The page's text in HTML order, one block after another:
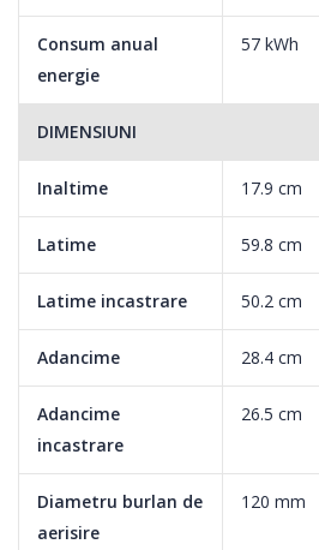
Consum anual
energie
57 kWh
DIMENSIUNI
Inaltime 17.9 cm
Latime 59.8 cm
Latime incastrare 50.2 cm
Adancime 28.4 cm
Adancime
incastrare
26.5 cm
Diametru burlan de
aerisire
120 mm